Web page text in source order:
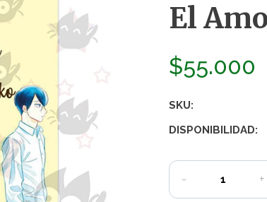
El
$55.000
SKU:
DISPONIBILIDAD:
- +